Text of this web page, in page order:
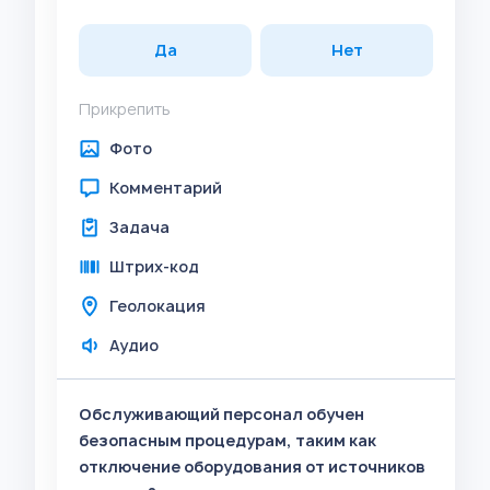
Да Нет
Прикрепить
Фото
Комментарий
Задача
Штрих-код
Геолокация
Аудио
Обслуживающий персонал обучен
безопасным процедурам, таким как
отключение оборудования от источников